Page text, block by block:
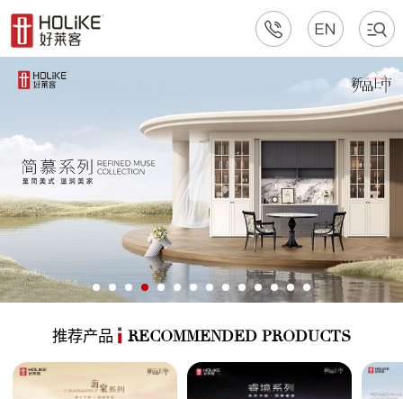
推荐产品 RECOMMENDED PRODUCTS